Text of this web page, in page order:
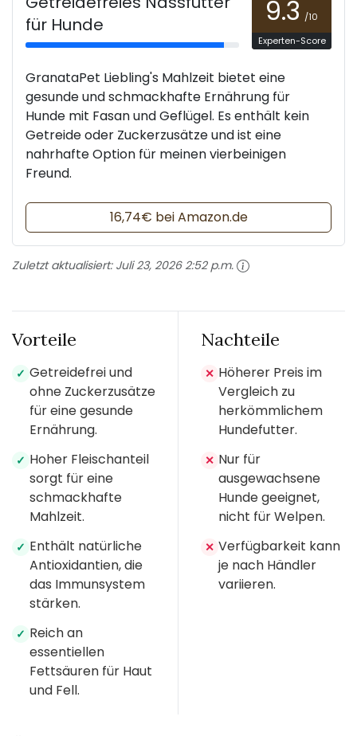
für Hunde
9.3 /10
Experten-Score
GranataPet Liebling's Mahlzeit bietet eine
gesunde und schmackhafte Ernährung für
Hunde mit Fasan und Geflügel. Es enthält kein
Getreide oder Zuckerzusätze und ist eine
nahrhafte Option für meinen vierbeinigen
Freund.
16,74€ bei Amazon.de
Zuletzt aktualisiert: Juli 23, 2026 2:52 p.m.
Vorteile
✓ Getreidefrei und
ohne Zuckerzusätze
für eine gesunde
Ernährung.
✓ Hoher Fleischanteil
sorgt für eine
schmackhafte
Mahlzeit.
✓ Enthält natürliche
Antioxidantien, die
das Immunsystem
stärken.
✓ Reich an
essentiellen
Fettsäuren für Haut
und Fell.
Nachteile
✕ Höherer Preis im
Vergleich zu
herkömmlichem
Hundefutter.
✕ Nur für
ausgewachsene
Hunde geeignet,
nicht für Welpen.
✕ Verfügbarkeit kann
je nach Händler
variieren.